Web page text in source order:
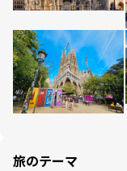
旅のテーマ